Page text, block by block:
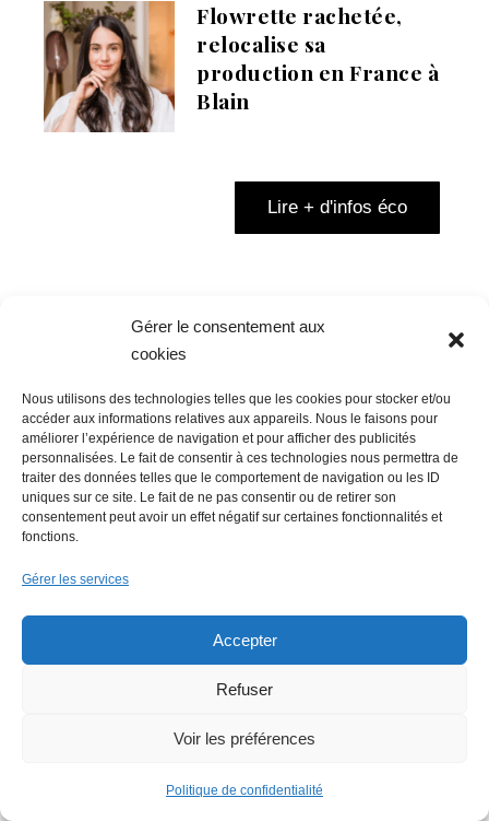
Gérer le consentement aux
cookies
Nous utilisons des technologies telles que les cookies pour stocker et/ou
accéder aux informations relatives aux appareils. Nous le faisons pour
améliorer l’expérience de navigation et pour afficher des publicités
personnalisées. Le fait de consentir à ces technologies nous permettra de
traiter des données telles que le comportement de navigation ou les ID
uniques sur ce site. Le fait de ne pas consentir ou de retirer son
consentement peut avoir un effet négatif sur certaines fonctionnalités et
fonctions.
Gérer les services
Accepter
Refuser
Voir les préférences
Politique de confidentialité
Flowrette rachetée,
relocalise sa
production en France à
Blain
Lire + d'infos éco